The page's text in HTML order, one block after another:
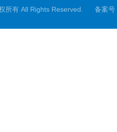
所有 All Rights Reserved. 备案号